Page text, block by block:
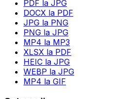
PDF la JPG
DOCX la PDF
JPG la PNG
PNG la JPG
MP4 la MP3
XLSX la PDF
HEIC la JPG
WEBP la JPG
MP4 la GIF